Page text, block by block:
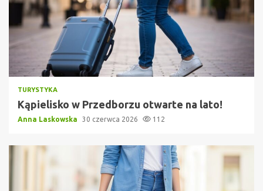
TURYSTYKA
Kąpielisko w Przedborzu otwarte na lato!
Anna Laskowska 30 czerwca 2026 112